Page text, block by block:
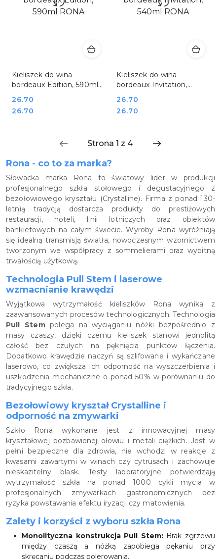
Kieliszek do wina
bordeaux Edition, 590ml
Cena:
26.70
Cena:
26.70
Kieliszek do wina
bordeaux Invitation,
Cena:
26.70
Cena:
26.70
Rona - co to za marka?
Słowacka marka Rona to światowy lider w produkcji
profesjonalnego szkła stołowego i degustacyjnego z
bezołowiowego kryształu (Crystalline). Firma z ponad 130-
letnią tradycją dostarcza produkty do prestiżowych
restauracji, hoteli, linii lotniczych oraz obiektów
bankietowych na całym świecie. Wyroby Rona wyróżniają
się idealną transmisją światła, nowoczesnym wzornictwem
tworzonym we współpracy z sommelierami oraz wybitną
trwałością użytkową.
Technologia Pull Stem i laserowe
wzmacnianie krawędzi
Wyjątkowa wytrzymałość kieliszków Rona wynika z
zaawansowanych procesów technologicznych. Technologia
Pull Stempolega na wyciąganiu nóżki bezpośrednio z
masy czaszy, dzięki czemu kieliszek stanowi jednolitą
całość bez czułych na pęknięcia punktów łączenia.
Dodatkowo krawędzie naczyń są szlifowane i wykańczane
laserowo, co zwiększa ich odporność na wyszczerbienia i
uszkodzenia mechaniczne o ponad 50% w porównaniu do
tradycyjnego szkła.
Bezołowiowy kryształ Crystalline i
odporność na zmywarki
Szkło Rona wykonane jest z innowacyjnej masy
kryształowej pozbawionej ołowiu i metali ciężkich. Jest w
pełni bezpieczne dla zdrowia, nie wchodzi w reakcje z
kwasami zawartymi w winach czy cytrusach i zachowuje
nieskazitelny blask. Testy laboratoryjne potwierdzają
wytrzymałość szkła na ponad 1000 cykli mycia w
profesjonalnych zmywarkach gastronomicznych bez
ryzyka powstawania efektu iryzacji czy matowienia.
Zalety i korzyści z wyboru szkła Rona
Monolityczna konstrukcja Pull Stem:Brak zgrzewu
między czaszą a nóżką zapobiega pękaniu przy
skręcaniu podczas polerowania.